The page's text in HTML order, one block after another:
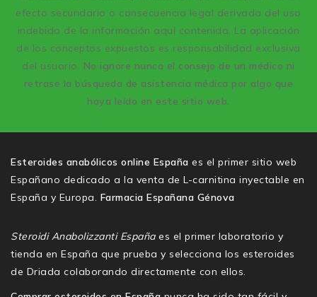
efecto secundario o consecuencia legal derivada del uso
indebido de la información aquí contenida. La aplicación
de los conceptos expuestos es responsabilidad exclusiva
del usuario. No ignore nunca el consejo de un médico ni
retrase la búsqueda de asistencia médica por algo que
haya leído en este sitio web.
Esteroides anabólicos online España es el primer sitio web
Españano dedicado a la venta de L-carnitina inyectable en
España y Europa. Farmacia Españana Génova
Steroidi Anabolizzanti Españaes el primer laboratorio y
tienda en España que prueba y selecciona los esteroides
de Driada colaborando directamente con ellos.